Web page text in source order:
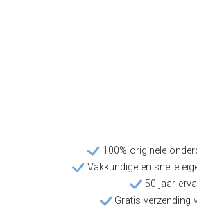
100% originele
Vakkundige en snelle
50 jaar
Gratis verzending